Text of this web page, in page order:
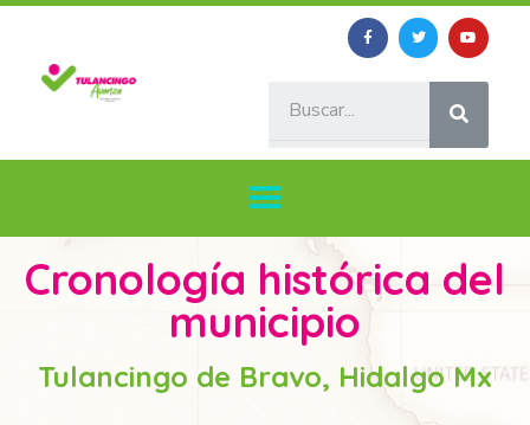
Cronología histórica del
municipio
Tulancingo de Bravo, Hidalgo Mx